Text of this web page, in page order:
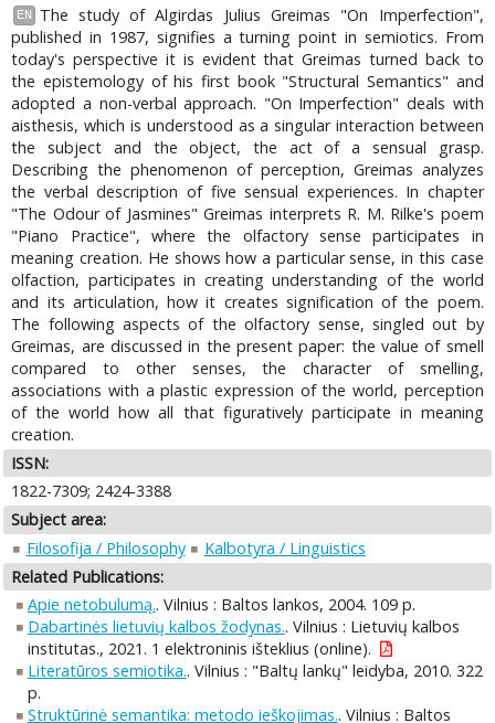
EN
The study of Algirdas Julius Greimas "On Imperfection",
published in 1987, signifies a turning point in semiotics. From
today's perspective it is evident that Greimas turned back to
the epistemology of his first book "Structural Semantics" and
adopted a non-verbal approach. "On Imperfection" deals with
aisthesis, which is understood as a singular interaction between
the subject and the object, the act of a sensual grasp.
Describing the phenomenon of perception, Greimas analyzes
the verbal description of five sensual experiences. In chapter
"The Odour of Jasmines" Greimas interprets R. M. Rilke's poem
"Piano Practice", where the olfactory sense participates in
meaning creation. He shows how a particular sense, in this case
olfaction, participates in creating understanding of the world
and its articulation, how it creates signification of the poem.
The following aspects of the olfactory sense, singled out by
Greimas, are discussed in the present paper: the value of smell
compared to other senses, the character of smelling,
associations with a plastic expression of the world, perception
of the world how all that figuratively participate in meaning
creation.
ISSN:
1822-7309; 2424-3388
Subject area:
Filosofija / Philosophy
Kalbotyra / Linguistics
Related Publications:
Apie netobulumą.. Vilnius : Baltos lankos, 2004. 109 p.
Dabartinės lietuvių kalbos žodynas.. Vilnius : Lietuvių kalbos
institutas., 2021. 1 elektroninis išteklius (online).
Literatūros semiotika.. Vilnius : "Baltų lankų" leidyba, 2010. 322
p.
Struktūrinė semantika: metodo ieškojimas.. Vilnius : Baltos